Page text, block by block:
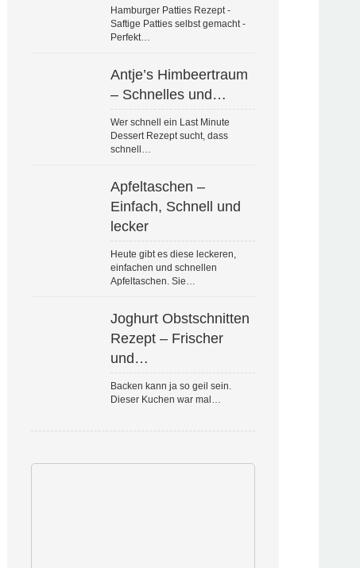
Hamburger Patties Rezept -
Saftige Patties selbst gemacht -
Perfekt…
Antje’s Himbeertraum
– Schnelles und…
Wer schnell ein Last Minute
Dessert Rezept sucht, dass
schnell…
Apfeltaschen –
Einfach, Schnell und
lecker
Heute gibt es diese leckeren,
einfachen und schnellen
Apfeltaschen. Sie…
Joghurt Obstschnitten
Rezept – Frischer
und…
Backen kann ja so geil sein.
Dieser Kuchen war mal…